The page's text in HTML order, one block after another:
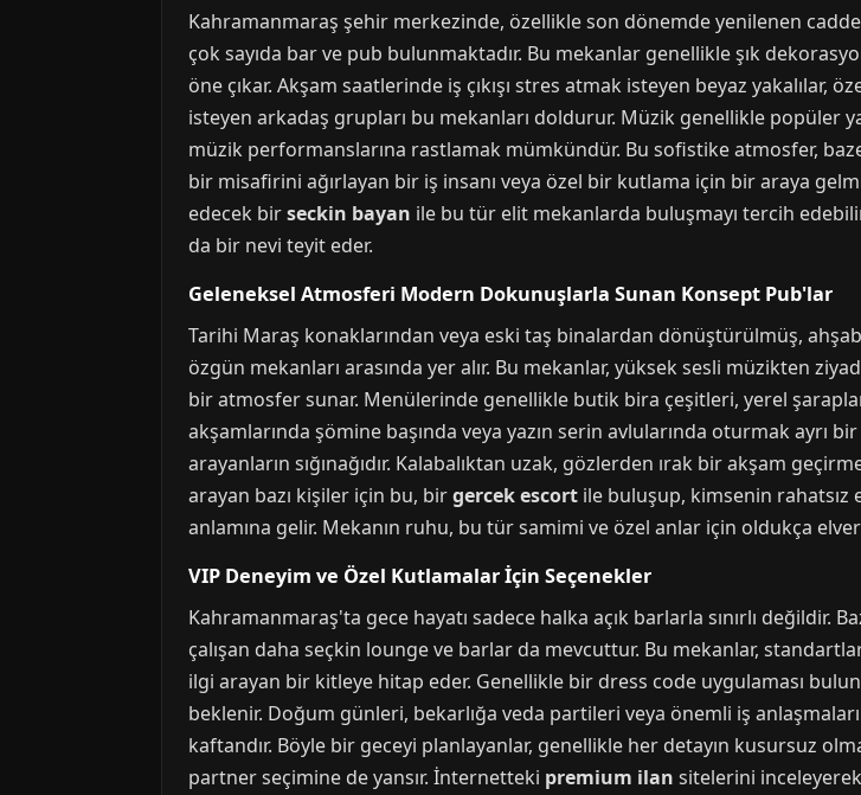
Kahramanmaraş şehir merkezinde, özellikle son dönemde yenilenen
çok sayıda bar ve pub bulunmaktadır. Bu mekanlar genellikle şık
öne çıkar. Akşam saatlerinde iş çıkışı stres atmak isteyen beyaz
isteyen arkadaş grupları bu mekanları doldurur. Müzik genellikle popüler
müzik performanslarına rastlamak mümkündür. Bu sofistike atmosfer,
bir misafirini ağırlayan bir iş insanı veya özel bir kutlama için bir araya
edecek birseckin bayan ile bu tür elit mekanlarda buluşmayı tercih
da bir nevi teyit eder.
Geleneksel Atmosferi Modern Dokunuşlarla Sunan Konsept Pub'lar
Tarihi Maraş konaklarından veya eski taş binalardan dönüştürülmüş,
özgün mekanları arasında yer alır. Bu mekanlar, yüksek sesli müzikten
bir atmosfer sunar. Menülerinde genellikle butik bira çeşitleri, yerel
akşamlarında şömine başında veya yazın serin avlularında oturmak ayrı
arayanların sığınağıdır. Kalabalıktan uzak, gözlerden ırak bir akşam
arayan bazı kişiler için bu, birgercek escort ile buluşup, kimsenin rahatsız
anlamına gelir. Mekanın ruhu, bu tür samimi ve özel anlar için oldukça
VIP Deneyim ve Özel Kutlamalar İçin Seçenekler
Kahramanmaraş'ta gece hayatı sadece halka açık barlarla sınırlı değildir.
çalışan daha seçkin lounge ve barlar da mevcuttur. Bu mekanlar,
ilgi arayan bir kitleye hitap eder. Genellikle bir dress code uygulaması
beklenir. Doğum günleri, bekarlığa veda partileri veya önemli iş
kaftandır. Böyle bir geceyi planlayanlar, genellikle her detayın kusursuz
partner seçimine de yansır. İnternetteki premium ilan sitelerini